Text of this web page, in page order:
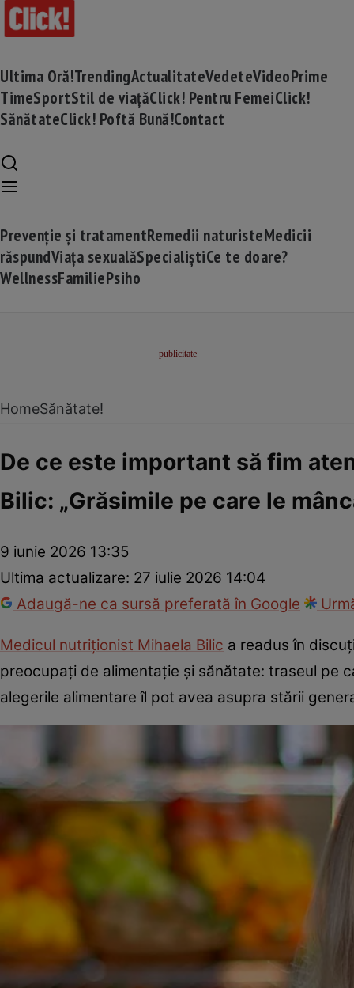
Ultima Oră!TrendingActualitateVedeteVideoPrime
TimeSportStil de viațăClick! Pentru FemeiClick!
SănătateClick! Poftă Bună!Contact
Prevenție și tratamentRemedii naturisteMedicii
răspundViața sexualăSpecialiștiCe te doare?
WellnessFamiliePsiho
HomeSănătate!
De ce este important să fim
Bilic: „Grăsimile pe care le
9 iunie 2026 13:35
Ultima actualizare: 27 iulie 2026 14:04
Adaugă-ne ca sursă preferată în Google
Medicul nutriționist Mihaela Bilic a readus în
preocupați de alimentație și sănătate: traseul pe
alegerile alimentare îl pot avea asupra stării